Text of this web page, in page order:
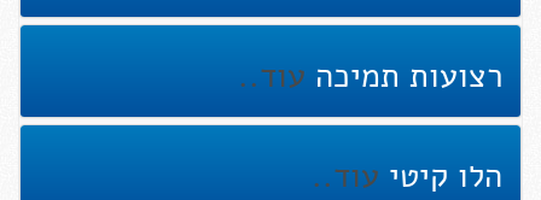
רצועות תמיכה עוד..
הלו קיטי עוד..